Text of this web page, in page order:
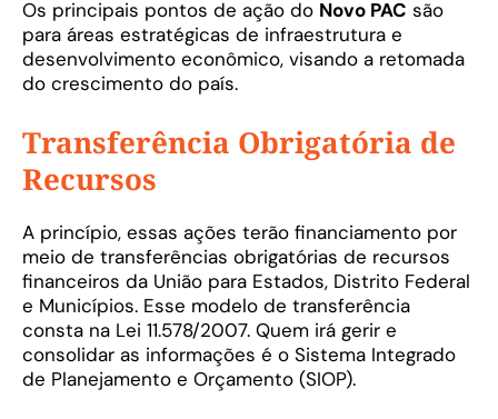
Os principais pontos de ação do Novo PAC são
para áreas estratégicas de infraestrutura e
desenvolvimento econômico, visando a retomada
do crescimento do país.
Transferência Obrigatória de
Recursos
A princípio, essas ações terão financiamento por
meio de transferências obrigatórias de recursos
financeiros da União para Estados, Distrito Federal
e Municípios. Esse modelo de transferência
consta na Lei 11.578/2007. Quem irá gerir e
consolidar as informações é o Sistema Integrado
de Planejamento e Orçamento (SIOP).